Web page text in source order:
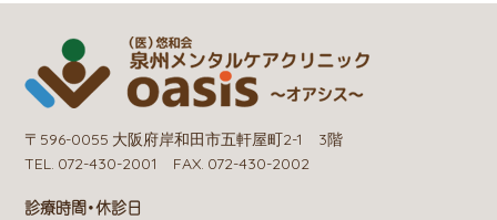
〒596-0055 大阪府岸和田市五軒屋町2-1 3階
TEL. 072-430-2001 FAX. 072-430-2002
診療時間・休診日